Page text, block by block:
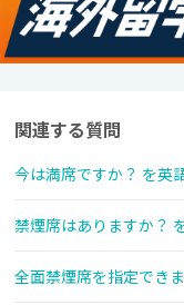
関連する質問
今は満席ですか？ を英
禁煙席はありますか？
全面禁煙席を指定でき